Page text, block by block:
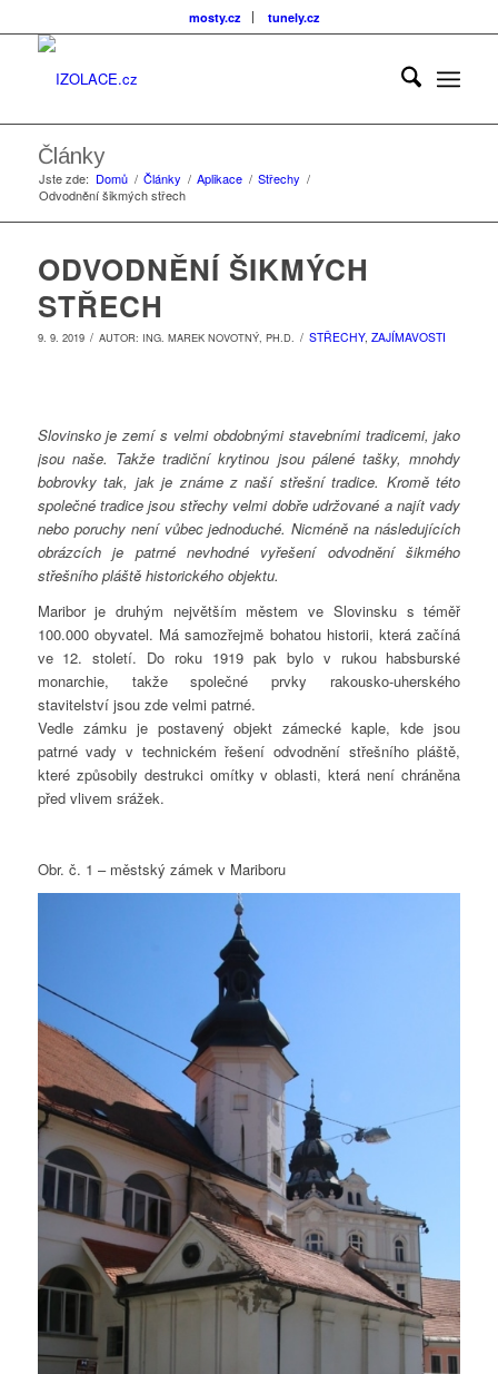
mosty.cz tunely.cz
Články
Jste zde: Domů / Články / Aplikace / Střechy /
Odvodnění šikmých střech
ODVODNĚNÍ ŠIKMÝCH
STŘECH
9. 9. 2019 / AUTOR: ING. MAREK NOVOTNÝ, PH.D. / STŘECHY, ZAJÍMAVOSTI
Slovinsko je zemí s velmi obdobnými stavebními tradicemi, jako
jsou naše. Takže tradiční krytinou jsou pálené tašky, mnohdy
bobrovky tak, jak je známe z naší střešní tradice. Kromě této
společné tradice jsou střechy velmi dobře udržované a najít vady
nebo poruchy není vůbec jednoduché. Nicméně na následujících
obrázcích je patrné nevhodné vyřešení odvodnění šikmého
střešního pláště historického objektu.
Maribor je druhým největším městem ve Slovinsku s téměř
100.000 obyvatel. Má samozřejmě bohatou historii, která začíná
ve 12. století. Do roku 1919 pak bylo v rukou habsburské
monarchie, takže společné prvky rakousko-uherského
stavitelství jsou zde velmi patrné.
Vedle zámku je postavený objekt zámecké kaple, kde jsou
patrné vady v technickém řešení odvodnění střešního pláště,
které způsobily destrukci omítky v oblasti, která není chráněna
před vlivem srážek.
Obr. č. 1 – městský zámek v Mariboru